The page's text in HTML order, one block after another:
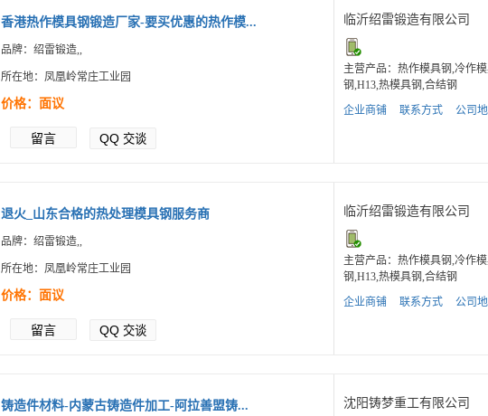
香港热作模具钢锻造厂家-要买优惠的热作模...
品牌：绍雷锻造,,
所在地：凤凰岭常庄工业园
价格：面议
留言 QQ 交谈
临沂绍雷锻造有限公司
主营产品：热作模具钢,冷作
钢,H13,热模具钢,合结钢
企业商铺
联系方式 公司
退火_山东合格的热处理模具钢服务商
品牌：绍雷锻造,,
所在地：凤凰岭常庄工业园
价格：面议
留言 QQ 交谈
临沂绍雷锻造有限公司
主营产品：热作模具钢,冷作
钢,H13,热模具钢,合结钢
企业商铺
联系方式 公司
铸造件材料-内蒙古铸造件加工-阿拉善盟铸... 沈阳铸梦重工有限公司